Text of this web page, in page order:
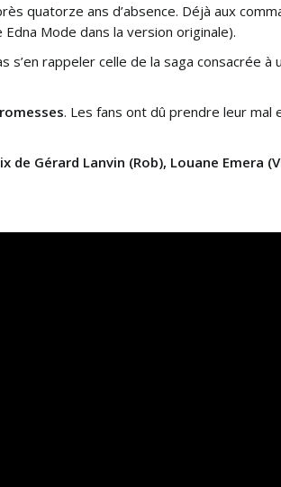
quatorze ans d’absence. Déjà aux
Mode dans la version originale).
s’en rappeler celle de la saga consacrée
. Les fans ont dû prendre leur mal
Gérard Lanvin (Rob), Louane Emera